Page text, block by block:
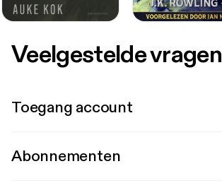
Veelgestelde vragen
Toegang account
Abonnementen